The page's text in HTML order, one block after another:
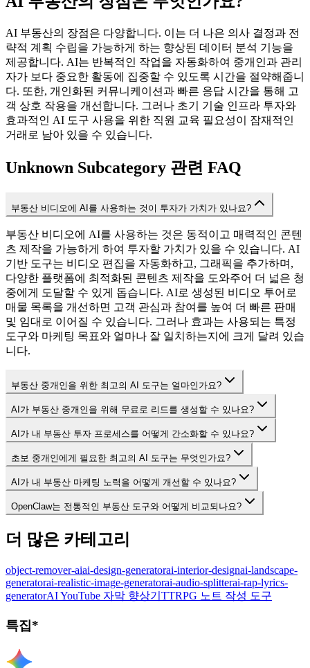
AI 부동산의 장점은 다양합니다. 이는 더 나은 의사 결정과 전
략적 계획 수립을 가능하게 하는 향상된 데이터 분석 기능을
제공합니다. AI는 반복적인 작업을 자동화하여 중개인과 관리
자가 보다 중요한 활동에 집중할 수 있도록 시간을 절약해줍니
다. 또한, 개인화된 커뮤니케이션과 빠른 응답 시간을 통해 고
객 상호 작용을 개선합니다. 그러나 초기 기술 인프라 투자와
효과적인 AI 도구 사용을 위한 직원 교육 필요성이 잠재적인
거래로 남아 있을 수 있습니다.
Unknown Subcategory 관련 FAQ
부동산 비디오에 AI를 사용하는 것이 투자가 가치가 있나요?
부동산 비디오에 AI를 사용하는 것은 동적이고 매력적인 콘텐
츠 제작을 가능하게 하여 투자할 가치가 있을 수 있습니다. AI
기반 도구는 비디오 편집을 자동화하고, 그래픽을 추가하며,
다양한 플랫폼에 최적화된 콘텐츠 제작을 도와주어 더 넓은 청
중에게 도달할 수 있게 돕습니다. AI로 생성된 비디오 투어로
매물 목록을 개선하면 고객 관심과 참여를 높여 더 빠른 판매
및 임대로 이어질 수 있습니다. 그러나 효과는 사용되는 특정
도구와 마케팅 목표와 얼마나 잘 일치하는지에 크게 달려 있습
니다.
부동산 중개인을 위한 최고의 AI 도구는 얼마인가요?
AI가 부동산 중개인을 위해 무료로 리드를 생성할 수 있나요?
AI가 내 부동산 투자 프로세스를 어떻게 간소화할 수 있나요?
초보 중개인에게 필요한 최고의 AI 도구는 무엇인가요?
AI가 내 부동산 마케팅 노력을 어떻게 개선할 수 있나요?
OpenClaw는 전통적인 부동산 도구와 어떻게 비교되나요?
더 많은 카테고리
object-remover-aiai-design-generatorai-interior-designai-landscape-
generatorai-realistic-image-generatorai-audio-splitterai-rap-lyrics-
generatorAI YouTube 자막 향상기 TTRPG 노트 작성 도구
특집*